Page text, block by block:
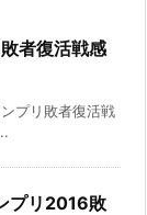
者復活戦感
プリ敗者復活戦
プリ2016敗